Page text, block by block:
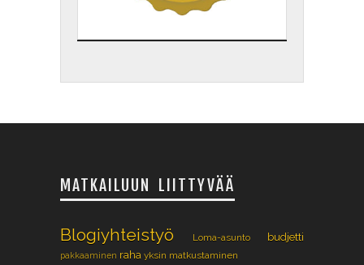
MATKAILUUN LIITTYVÄÄ
Blogiyhteistyö Loma-asunto budjetti
pakkaaminen raha yksin matkustaminen